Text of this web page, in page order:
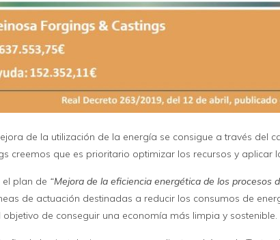
de la utilización de la energía se consigue a través del
creemos que es prioritario optimizar los recursos y
plan de “Mejora de la eficiencia energética de los
de actuación destinadas a reducir los consumos de
objetivo de conseguir una economía más limpia y sostenible.